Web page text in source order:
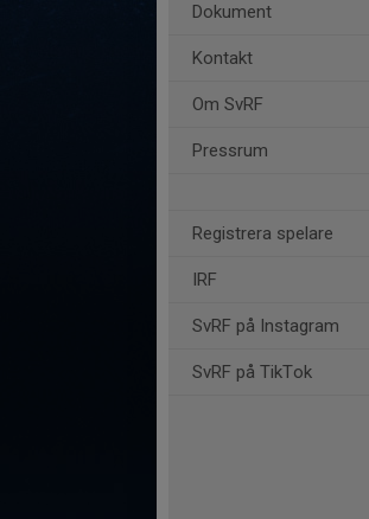
Dokument
Kontakt
Om SvRF
Pressrum
Registrera spelare
IRF
SvRF på Instagram
SvRF på TikTok